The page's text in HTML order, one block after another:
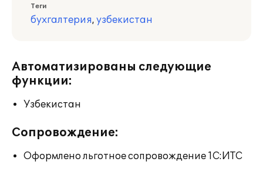
Теги
бухгалтерия, узбекистан
Автоматизированы следующие
функции:
Узбекистан
Сопровождение:
Оформлено льготное сопровождение 1С:ИТС